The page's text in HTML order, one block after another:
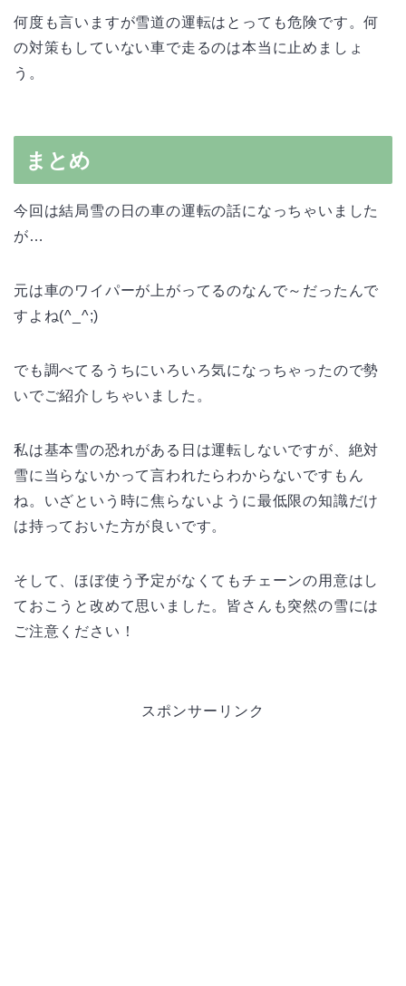
何度も言いますが雪道の運転はとっても危険です。何
の対策もしていない車で走るのは本当に止めましょ
う。
まとめ
今回は結局雪の日の車の運転の話になっちゃいました
が…
元は車のワイパーが上がってるのなんで～だったんで
すよね(^_^;)
でも調べてるうちにいろいろ気になっちゃったので勢
いでご紹介しちゃいました。
私は基本雪の恐れがある日は運転しないですが、絶対
雪に当らないかって言われたらわからないですもん
ね。いざという時に焦らないように最低限の知識だけ
は持っておいた方が良いです。
そして、ほぼ使う予定がなくてもチェーンの用意はし
ておこうと改めて思いました。皆さんも突然の雪には
ご注意ください！
スポンサーリンク